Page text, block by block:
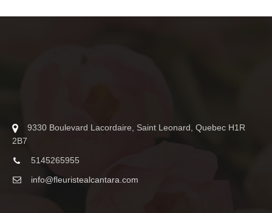
9330 Boulevard Lacordaire, Saint Leonard, Quebec H1R
2B7
5145265955
info@fleuristealcantara.com